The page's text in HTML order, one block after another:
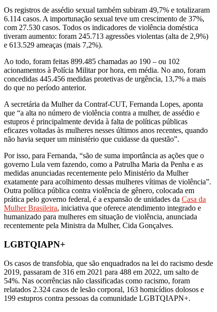
Os registros de assédio sexual também subiram 49,7% e totalizaram
6.114 casos. A importunação sexual teve um crescimento de 37%,
com 27.530 casos. Todos os indicadores de violência doméstica
tiveram aumento: foram 245.713 agressões violentas (alta de 2,9%)
e 613.529 ameaças (mais 7,2%).
Ao todo, foram feitas 899.485 chamadas ao 190 – ou 102
acionamentos à Polícia Militar por hora, em média. No ano, foram
concedidas 445.456 medidas protetivas de urgência, 13,7% a mais
do que no período anterior.
A secretária da Mulher da Contraf-CUT, Fernanda Lopes, aponta
que “a alta no número de violência contra a mulher, de assédio e
estupros é principalmente devida à falta de políticas públicas
eficazes voltadas às mulheres nesses últimos anos recentes, quando
não havia sequer um ministério que cuidasse da questão”.
Por isso, para Fernanda, “são de suma importância as ações que o
governo Lula vem fazendo, como a Patrulha Maria da Penha e as
medidas anunciadas recentemente pelo Ministério da Mulher
exatamente para acolhimento dessas mulheres vítimas de violência”.
Outra política pública contra violência de gênero, colocada em
prática pelo governo federal, é a expansão de unidades da Casa da
Mulher Brasileira, iniciativa que oferece atendimento integrado e
humanizado para mulheres em situação de violência, anunciada
recentemente pela Ministra da Mulher, Cida Gonçalves.
LGBTQIAPN+
Os casos de transfobia, que são enquadrados na lei do racismo desde
2019, passaram de 316 em 2021 para 488 em 2022, um salto de
54%. Nas ocorrências não classificadas como racismo, foram
relatados 2.324 casos de lesão corporal, 163 homicídios dolosos e
199 estupros contra pessoas da comunidade LGBTQIAPN+.